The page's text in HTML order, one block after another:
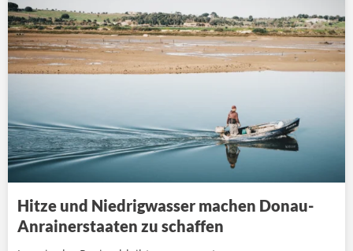
Hitze und Niedrigwasser machen Donau-
Anrainerstaaten zu schaffen